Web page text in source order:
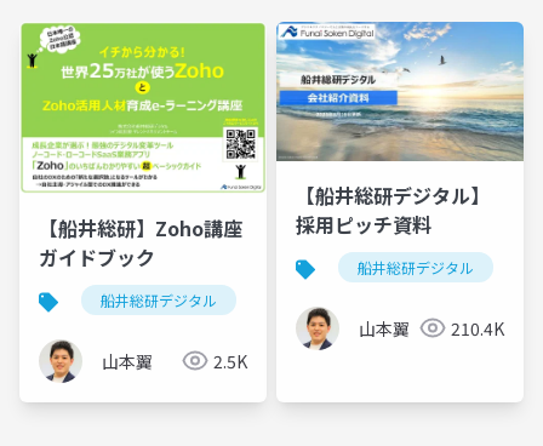
【船井総研】Zoho講座
ガイドブック
船井総研デジタル
山本翼 2.5K
【船井総研デジタル】
採用ピッチ資料
船井総研デジタル
山本翼 210.4K